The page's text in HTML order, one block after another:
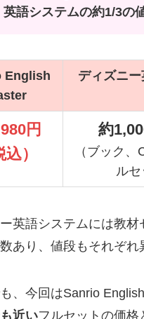
英語システムの約1/3の
English
ディズニ
円
込）
約
（ブック
ルセ
英語システムには教材
あり、値段もそれぞれ
、今回はSanrio
近いフルセットの価格